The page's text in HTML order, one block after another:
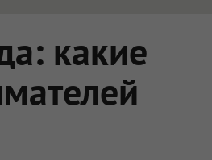
какие